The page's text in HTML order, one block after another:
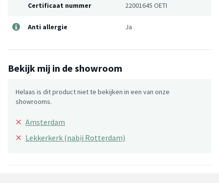
Certificaat nummer 22001645 OETI
Anti allergie Ja
Bekijk mij in de showroom
Helaas is dit product niet te bekijken in een van onze
showrooms.
× Amsterdam
× Lekkerkerk (nabij Rotterdam)